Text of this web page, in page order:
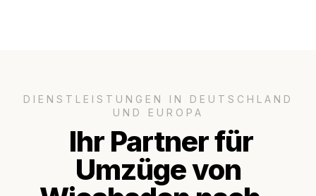
DIENSTLEISTUNGEN IN DEUTSCHLAND
UND EUROPA
Ihr Partner für
Umzüge von